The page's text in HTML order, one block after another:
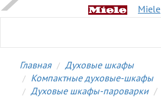
Miele
Главная
Духовые шкафы
Компактные духовые-шкафы
Духовые шкафы-пароварки